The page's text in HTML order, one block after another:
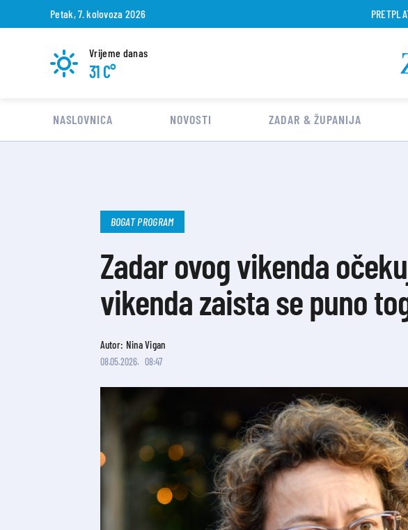
Petak, 7. kolovoza 2026
Vrijeme danas
31 C°
NASLOVNICA NOVOSTI ZADAR & ŽUPANIJA
BOGAT PROGRAM
Zadar ovog vikenda
vikenda zaista se puno
Autor: Nina Vigan
08.05.2026. 08:47